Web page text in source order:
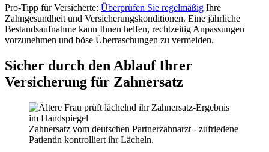
Pro-Tipp für Versicherte: Überprüfen Sie regelmäßig Ihre
Zahngesundheit und Versicherungskonditionen. Eine jährliche
Bestandsaufnahme kann Ihnen helfen, rechtzeitig Anpassungen
vorzunehmen und böse Überraschungen zu vermeiden.
Sicher durch den Ablauf Ihrer
Versicherung für Zahnersatz
Zahnersatz vom deutschen Partnerzahnarzt - zufriedene
Patientin kontrolliert ihr Lächeln.